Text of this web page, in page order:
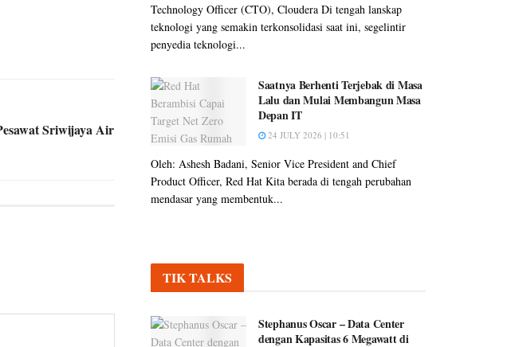
Sriwijaya Air
Technology Officer (CTO), Cloudera Di tengah lanskap
teknologi yang semakin terkonsolidasi saat ini, segelintir
penyedia teknologi...
Saatnya Berhenti Terjebak di Masa
Lalu dan Mulai Membangun Masa
Depan IT
24 JULY 2026 | 10:51
Oleh: Ashesh Badani, Senior Vice President and Chief
Product Officer, Red Hat Kita berada di tengah perubahan
mendasar yang membentuk...
TIK TALKS
Stephanus Oscar – Data Center
dengan Kapasitas 6 Megawatt di